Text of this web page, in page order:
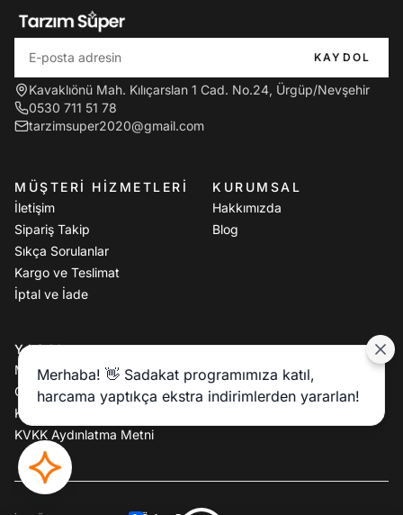
KAYDOL
Kavaklıönü Mah. Kılıçarslan 1 Cad. No.24, Ürgüp/Nevşehir
0530 711 51 78
tarzimsuper2020@gmail.com
MÜŞTERI HIZMETLERI
İletişim
Sipariş Takip
Sıkça Sorulanlar
Kargo ve Teslimat
İptal ve İade
KURUMSAL
Hakkımızda
Blog
YASAL
Mesafeli Satış Sözleşmesi
Gizlilik Politikası
Kullanım Koşulları
KVKK Aydınlatma Metni
Merhaba! 👋 Sadakat programımıza katıl,
harcama yaptıkça ekstra indirimlerden yararlan!